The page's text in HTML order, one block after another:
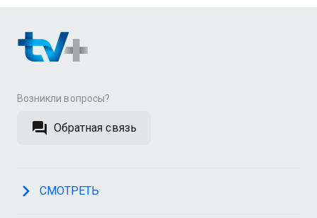
Возникли вопросы?
Обратная связь
СМОТРЕТЬ